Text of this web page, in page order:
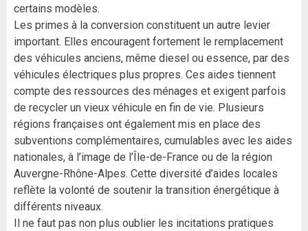
certains modèles.
Les primes à la conversion constituent un autre levier
important. Elles encouragent fortement le remplacement
des véhicules anciens, même diesel ou essence, par des
véhicules électriques plus propres. Ces aides tiennent
compte des ressources des ménages et exigent parfois
de recycler un vieux véhicule en fin de vie. Plusieurs
régions françaises ont également mis en place des
subventions complémentaires, cumulables avec les aides
nationales, à l’image de l’Île-de-France ou de la région
Auvergne-Rhône-Alpes. Cette diversité d’aides locales
reflète la volonté de soutenir la transition énergétique à
différents niveaux.
Il ne faut pas non plus oublier les incitations pratiques